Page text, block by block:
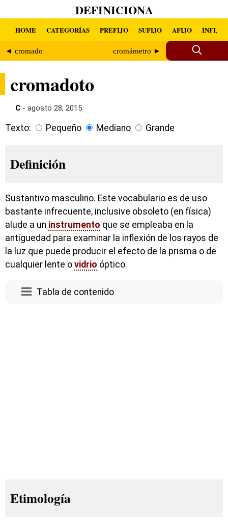
DEFINICIONA
HOME CATEGORÍAS PREFIJO SUFIJO AFIJO INFIJO
◄ cromado cromámetro ►
cromadoto
C - agosto 28, 2015
Texto: Pequeño Mediano Grande
Definición
Sustantivo masculino. Este vocabulario es de uso
bastante infrecuente, inclusive obsoleto (en física)
alude a un instrumento que se empleaba en la
antiguedad para examinar la inflexión de los rayos de
la luz que puede producir el efecto de la prisma o de
cualquier lente o vidrio óptico.
Tabla de contenido
Etimología